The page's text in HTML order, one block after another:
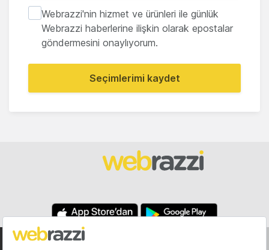
Webrazzi'nin hizmet ve ürünleri ile günlük
Webrazzi haberlerine ilişkin olarak epostalar
göndermesini onaylıyorum.
Seçimlerimi kaydet